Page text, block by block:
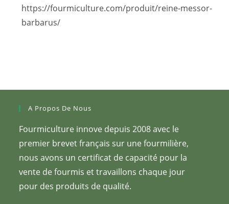
https://fourmiculture.com/produit/reine-messor-
barbarus/
A Propos De Nous
Fourmiculture innove depuis 2008 avec le
premier brevet français sur une fourmilière,
nous avons un certificat de capacité pour la
vente de fourmis et travaillons chaque jour
pour des produits de qualité.